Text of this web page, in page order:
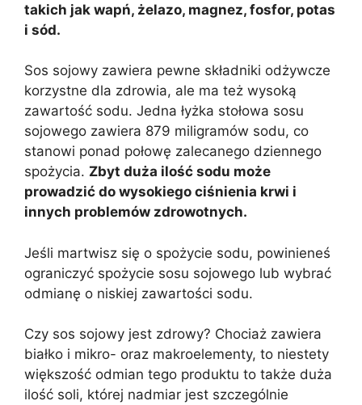
takich jak wapń, żelazo, magnez, fosfor, potas
i sód.
Sos sojowy zawiera pewne składniki odżywcze
korzystne dla zdrowia, ale ma też wysoką
zawartość sodu. Jedna łyżka stołowa sosu
sojowego zawiera 879 miligramów sodu, co
stanowi ponad połowę zalecanego dziennego
spożycia. Zbyt duża ilość sodu może
prowadzić do wysokiego ciśnienia krwi i
innych problemów zdrowotnych.
Jeśli martwisz się o spożycie sodu, powinieneś
ograniczyć spożycie sosu sojowego lub wybrać
odmianę o niskiej zawartości sodu.
Czy sos sojowy jest zdrowy? Chociaż zawiera
białko i mikro- oraz makroelementy, to niestety
większość odmian tego produktu to także duża
ilość soli, której nadmiar jest szczególnie